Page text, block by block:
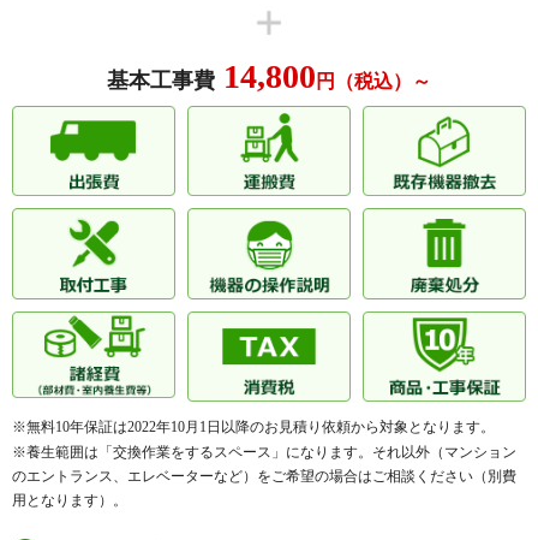
グランシエロ川口本町スタイリア
グリーンコーポ川口幸町
グリーンパーク西川口スカイハイ
ツ
グリーンビュー川口 グリーンミユキ川口上青木
グリーンミユキ鳩ヶ谷 クリオ蕨
クレアシティ川口本町 コスモ川口アクアフロント
コスモ川口グランステージ コスモ川口グレイスフォルム
コスモ川口栄町 コスモ川口シティアベニュー
コスモ川口シムズスクエア コスモ川口ステーションフロント
コスモ川口ツインフォルム コスモ川口戸塚ガーデンフォルム
コスモ川口ライブネージュ コスモ川口ロイヤルステージ
コスモシティ鳩ヶ谷駅前
基本工事費 14,800 円（税込）～
※無料10年保証は2022年10月1日以降のお見積り依頼から対象となります。
※養生範囲は「交換作業をするスペース」になります。それ以外（マンション
のエントランス、エレベーターなど）をご希望の場合はご相談ください（別費
用となります）。